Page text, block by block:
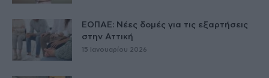
ΕΟΠΑΕ: Νέες δομές για τις εξαρτήσεις
στην Αττική
15 Ιανουαρίου 2026